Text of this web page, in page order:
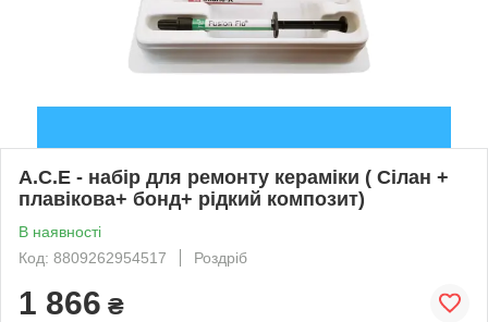
A.C.E - набір для ремонту кераміки ( Сілан +
плавікова+ бонд+ рідкий композит)
В наявності
Код: 8809262954517
Роздріб
1 866 ₴